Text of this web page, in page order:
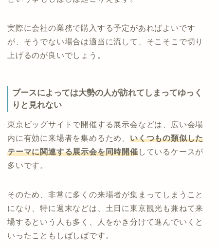
実際に会社の業務で購入する予定があればよいです
が、そうでない場合は適当に流して、そこそこで切り
上げるのが良いでしょう。
ブースによっては大勢の人が訪れてしまってゆっく
りと見れない
東京ビッグサイトで開催する展示会などは、広い会場
内に有効に来場者を集めるため、 いくつもの類似した
テーマに関連する展示会を同時開催しているケースが
多いです。
そのため、非常に多くの来場者が集まってしまうこと
になり、特に週末などは、土日に東京観光も兼ねて来
場するという人も多く、人をかき分けて進んでいくと
いったこともしばしばです。